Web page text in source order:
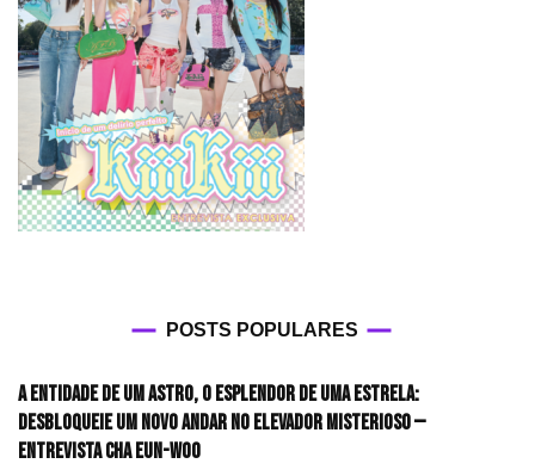
POSTS POPULARES
A entidade de um astro, o esplendor de uma estrela:
desbloqueie um novo andar no elevador misterioso —
Entrevista CHA EUN-WOO